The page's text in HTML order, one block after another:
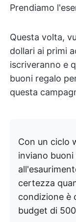
Prendiamo
Questa volta,
dollari ai primi
iscriveranno e
buoni regalo
questa
Con un ciclo
inviano
certezza
condizione è
budget di